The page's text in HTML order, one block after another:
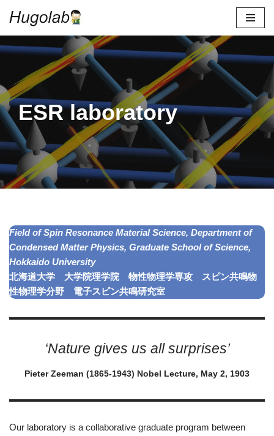
ン
ツ
へ
ス
キ
ッ
プ
ESR laboratory
Field of Spin Resonance Material Science, Department of
Condensed Matter Physics, Graduate School of Science,
Hokkaido University
北海道大学 大学院理学院 物性物理学専攻 スピン共鳴物
性物理学分野 電子スピン共鳴研究室
‘Nature gives us all surprises’
Pieter Zeeman (1865-1943) Nobel Lecture, May 2, 1903
Our laboratory is a collaborative graduate program between